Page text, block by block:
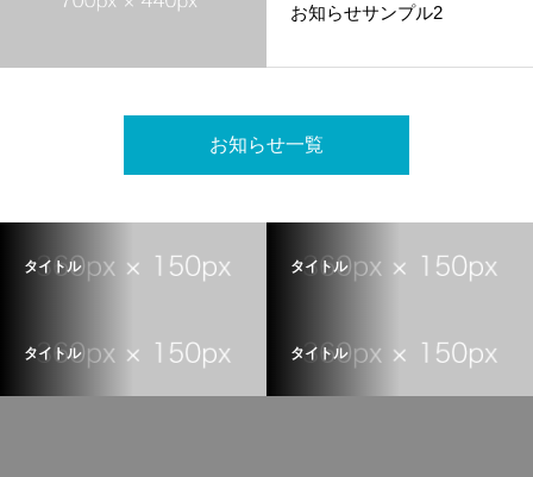
お知らせサンプル2
お知らせ一覧
タイトル タイトル
タイトル タイトル